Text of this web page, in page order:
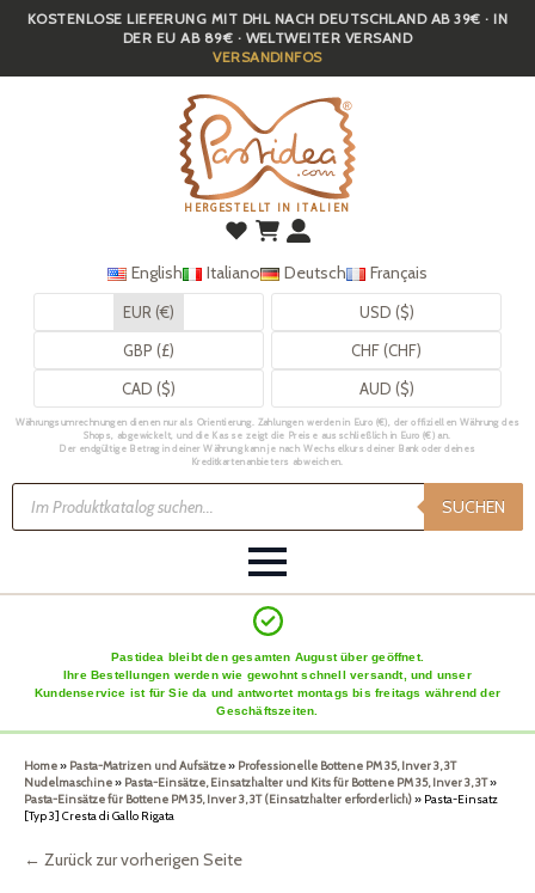
Skip
KOSTENLOSE LIEFERUNG MIT DHL NACH DEUTSCHLAND AB 39€ · IN
DER EU AB 89€ · WELTWEITER VERSAND
VERSANDINFOS
HERGESTELLT IN ITALIEN
English Italiano Deutsch Français
EUR (€)
USD ($)
GBP (£)
CHF (CHF)
CAD ($)
AUD ($)
Währungsumrechnungen dienen nur als Orientierung. Zahlungen werden in Euro (€), der offiziellen Währung des
Shops, abgewickelt, und die Kasse zeigt die Preise ausschließlich in Euro (€) an.
Der endgültige Betrag in deiner Währung kann je nach Wechselkurs deiner Bank oder deines
Kreditkartenanbieters abweichen.
Products
search SUCHEN
Pastidea bleibt den gesamten August über geöffnet.
Ihre Bestellungen werden wie gewohnt schnell versandt, und unser
Kundenservice ist für Sie da und antwortet montags bis freitags während der
Geschäftszeiten.
Home» Pasta-Matrizen und Aufsätze» Professionelle Bottene PM 35, Inver 3, 3T
Nudelmaschine» Pasta-Einsätze, Einsatzhalter und Kits für Bottene PM 35, Inver 3, 3T»
Pasta-Einsätze für Bottene PM 35, Inver 3, 3T (Einsatzhalter erforderlich)» Pasta-Einsatz
[Typ 3] Cresta di Gallo Rigata
← Zurück zur vorherigen Seite